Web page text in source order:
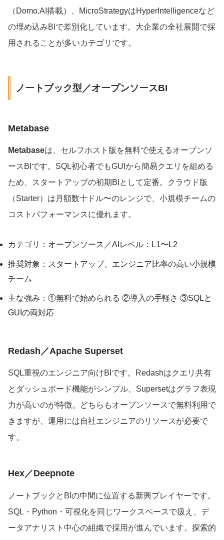
（Domo.AI搭載）、MicroStrategyはHyperIntelligenceなど
の埋め込みBIで差別化しています。大企業の全社展開で採
用されることが多いカテゴリです。
ノートブック型／オープンソースBI
Metabase
Metabaseは、セルフホスト版を無料で使えるオープンソ
ースBIです。SQL初心者でもGUIから簡易クエリを組める
ため、スタートアップの初期BIとして定番。クラウド版
（Starter）は月額数十ドル〜のレンジで、小規模チームの
コストパフォーマンスに優れます。
カテゴリ：オープンソース／AIレベル：L1〜L2
推奨対象：スタートアップ、エンジニア比率の高い小規模
チーム
主な強み：①無料で始められる ②導入の手軽さ ③SQLと
GUIの両対応
Redash／Apache Superset
SQL重視のエンジニア向けBIです。Redashはクエリ共有
とダッシュボード機能がシンプル、Supersetはグラフ表現
力が高いのが特徴。どちらもオープンソースで無料利用で
きますが、運用には自社エンジニアのリソースが必要で
す。
Hex／Deepnote
ノートブックとBIの中間に位置する新興プレイヤーです。
SQL・Python・可視化を同じワークスペースで扱え、デ
ータアナリスト中心の組織で採用が進んでいます。探索的